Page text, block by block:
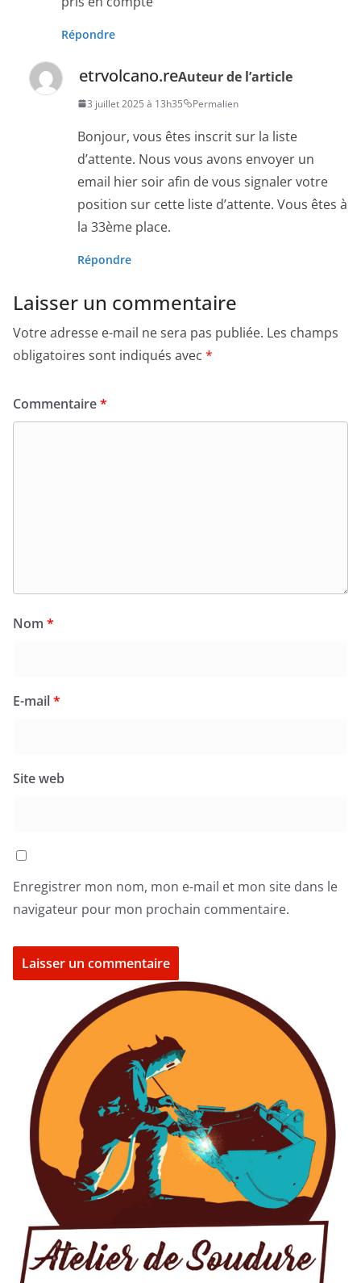
Répondre
etrvolcano.reAuteur de l’article
3 juillet 2025 à 13h35 Permalien
Bonjour, vous êtes inscrit sur la liste
d’attente. Nous vous avons envoyer un
email hier soir afin de vous signaler votre
position sur cette liste d’attente. Vous êtes à
la 33ème place.
Répondre
Laisser un commentaire
Votre adresse e-mail ne sera pas publiée. Les champs
obligatoires sont indiqués avec *
Commentaire*
Nom *
E-mail*
Site web
Enregistrer mon nom, mon e-mail et mon site dans le
navigateur pour mon prochain commentaire.